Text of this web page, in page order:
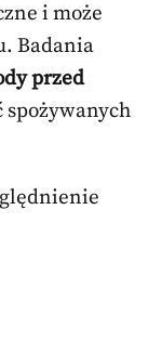
i może
Badania
przed